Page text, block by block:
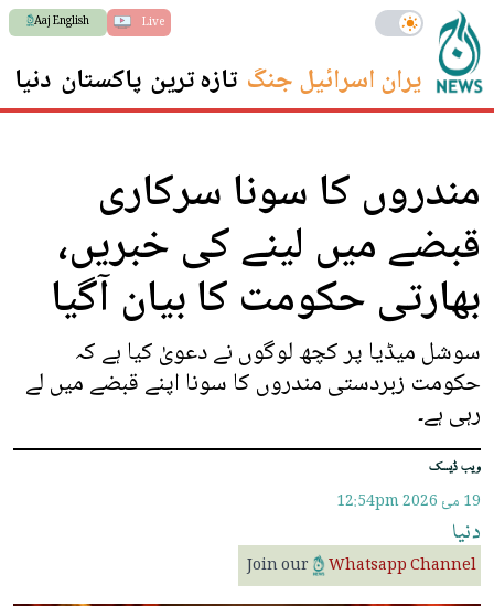
Live
Aaj English
ایران اسرائیل جنگ تازہ ترین پاکستان دنیا
مندروں کا سونا سرکاری
قبضے میں لینے کی خبریں،
بھارتی حکومت کا بیان آگیا
سوشل میڈیا پر کچھ لوگوں نے دعویٰ کیا ہے کہ
حکومت زبردستی مندروں کا سونا اپنے قبضے میں لے
رہی ہے۔
ویب ڈیسک
19 مئ 2026 12:54pm
دنیا
Join our Whatsapp Channel